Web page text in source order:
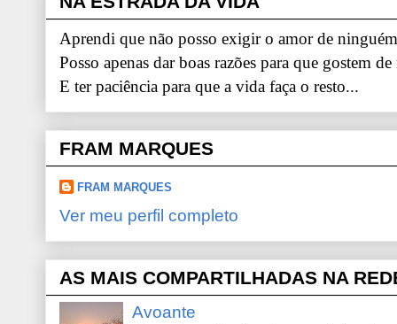
Aprendi que não posso exigir o amor de
Posso apenas dar boas razões para que gostem
E ter paciência para que a vida faça o resto...
FRAM MARQUES
FRAM MARQUES
Ver meu perfil completo
AS MAIS COMPARTILHADAS NA
Avoante